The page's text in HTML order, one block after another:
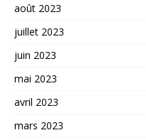
août 2023
juillet 2023
juin 2023
mai 2023
avril 2023
mars 2023